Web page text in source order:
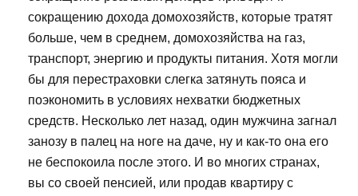
сокращению дохода домохозяйств, которые тратят
больше, чем в среднем, домохозяйства на газ,
транспорт, энергию и продукты питания. Хотя могли
бы для перестраховки слегка затянуть пояса и
поэкономить в условиях нехватки бюджетных
средств. Несколько лет назад, один мужчина загнал
занозу в палец на ноге на даче, ну и как-то она его
не беспокоила после этого. И во многих странах,
вы со своей пенсией, или продав квартиру с